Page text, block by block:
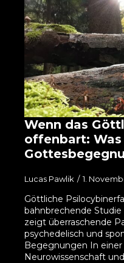
Wenn das
offenbart:
Lucas Pawlik 1.
Göttliche
bahnbrechende
zeigt überraschende
psychedelisch und
Begegnungen In einer
Neurowissenschaft